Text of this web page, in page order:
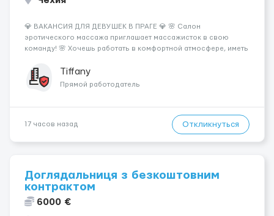
💎 ВАКАНСИЯ ДЛЯ ДЕВУШЕК В ПРАГЕ 💎 🌸 Салон
эротического массажа приглашает массажисток в свою
команду! 🌸 Хочешь работать в комфортной атмосфере, иметь
Тогда мы ждём именно тебя! 💆‍♀️✨ 💰 ЧТО МЫ ПРЕДЛАГАЕМ: 🔥
Доход от 4 000 €...
Tiffany
Прямой работодатель
17 часов назад Откликнуться
Доглядальниця з безкоштовним
контрактом
6000 €